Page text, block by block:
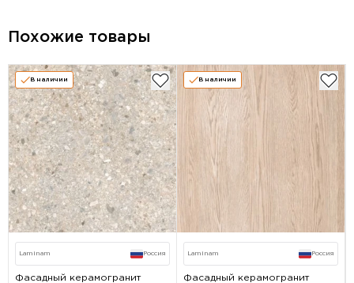
Похожие товары
В наличии
Laminam Россия
Фасадный керамогранит
В наличии
Laminam Россия
Фасадный керамогранит